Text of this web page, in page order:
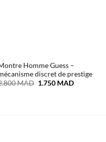
Homme Guess –
discret de prestige
MAD Le
1.750 MADLe